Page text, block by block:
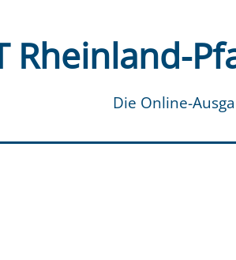
Rheinland-
Die Online-